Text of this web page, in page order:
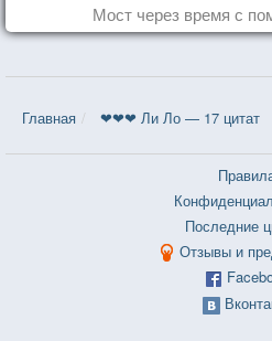
Мост через время с
Главная ❤❤❤ Ли Ло — 17 цитат
Последние
Отзывы и